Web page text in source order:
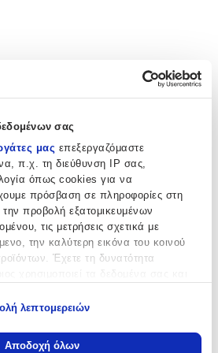
σας
μας επεξεργαζόμαστε
π.χ. τη διεύθυνση IP σας,
όπως cookies για να
πρόσβαση σε πληροφορίες στη
προβολή εξατομικευμένων
τις μετρήσεις σχετικά με
την καλύτερη εικόνα του κοινού
Έχετε τη δυνατότητα
σχετικά με τη γεωγραφική
λεπτομερειών
Αποδοχή όλων